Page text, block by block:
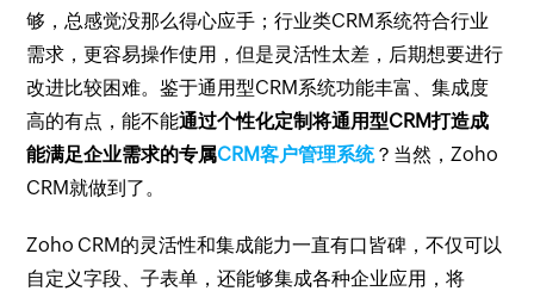
够，总感觉没那么得心应手；行业类CRM系统符合行业
需求，更容易操作使用，但是灵活性太差，后期想要进行
改进比较困难。鉴于通用型CRM系统功能丰富、集成度
高的有点，能不能通过个性化定制将通用型CRM打造成
能满足企业需求的专属CRM客户管理系统？当然，Zoho
CRM就做到了。
Zoho CRM的灵活性和集成能力一直有口皆碑，不仅可以
自定义字段、子表单，还能够集成各种企业应用，将